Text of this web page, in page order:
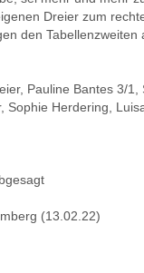
Dreier zum
den
Pauline Bantes 3/
Sophie Herdering,
(13.02.22)